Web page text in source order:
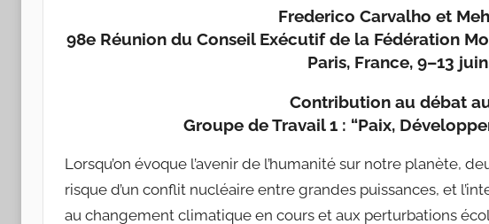
i
d
o
Frederico Carvalho et
98e Réunion du Conseil Exécutif de la Fédération
Paris, France, 9–13
Contribution au débat
Groupe de Travail 1 : “Paix,
Lorsqu’on évoque l’avenir de l’humanité sur notre planète,
risque d’un conflit nucléaire entre grandes puissances, et
au changement climatique en cours et aux perturbations